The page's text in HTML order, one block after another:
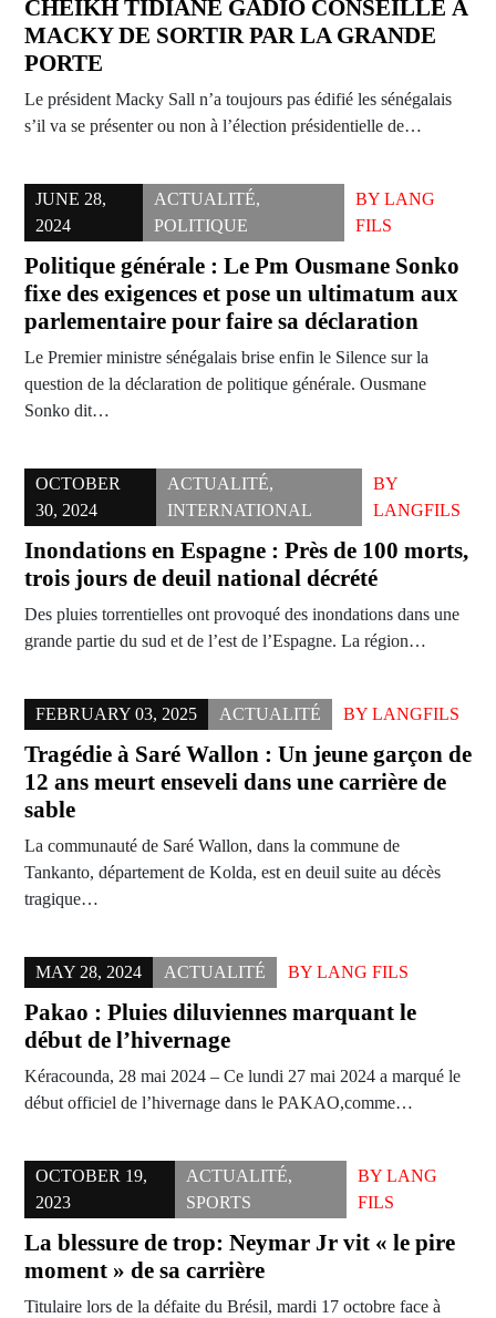
CHEIKH TIDIANE GADIO CONSEILLE À
MACKY DE SORTIR PAR LA GRANDE
PORTE
Le président Macky Sall n’a toujours pas édifié les sénégalais
s’il va se présenter ou non à l’élection présidentielle de…
JUNE 28,
2024
ACTUALITÉ,
POLITIQUE
BY LANG
FILS
Politique générale : Le Pm Ousmane Sonko
fixe des exigences et pose un ultimatum aux
parlementaire pour faire sa déclaration
Le Premier ministre sénégalais brise enfin le Silence sur la
question de la déclaration de politique générale. Ousmane
Sonko dit…
OCTOBER
30, 2024
ACTUALITÉ,
INTERNATIONAL
BY
LANGFILS
Inondations en Espagne : Près de 100 morts,
trois jours de deuil national décrété
Des pluies torrentielles ont provoqué des inondations dans une
grande partie du sud et de l’est de l’Espagne. La région…
FEBRUARY 03, 2025 ACTUALITÉ BY LANGFILS
Tragédie à Saré Wallon : Un jeune garçon de
12 ans meurt enseveli dans une carrière de
sable
La communauté de Saré Wallon, dans la commune de
Tankanto, département de Kolda, est en deuil suite au décès
tragique…
MAY 28, 2024 ACTUALITÉ BY LANG FILS
Pakao : Pluies diluviennes marquant le
début de l’hivernage
Kéracounda, 28 mai 2024 – Ce lundi 27 mai 2024 a marqué le
début officiel de l’hivernage dans le PAKAO,comme…
OCTOBER 19,
2023
ACTUALITÉ,
SPORTS
BYLANG
FILS
La blessure de trop: Neymar Jr vit « le pire
moment » de sa carrière
Titulaire lors de la défaite du Brésil, mardi 17 octobre face à